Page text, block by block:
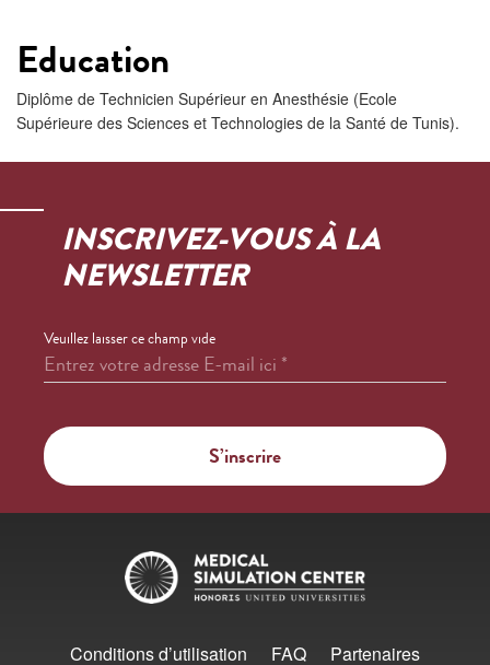
Education
Diplôme de Technicien Supérieur en Anesthésie (Ecole
Supérieure des Sciences et Technologies de la Santé de Tunis).
INSCRIVEZ-VOUS À LA
NEWSLETTER
Veuillez laisser ce champ vide
Entrez votre adresse E-mail ici*
Conditions d’utilisation FAQ Partenaires